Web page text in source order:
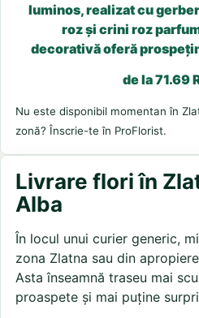
luminos, realizat cu
roz și crini roz
decorativă oferă
de la 71.69
Nu este disponibil momentan în
zonă? Înscrie-te în ProFlorist.
Livrare flori în
Alba
În locul unui curier generic,
zona Zlatna sau din
Asta înseamnă traseu mai
proaspete și mai puține